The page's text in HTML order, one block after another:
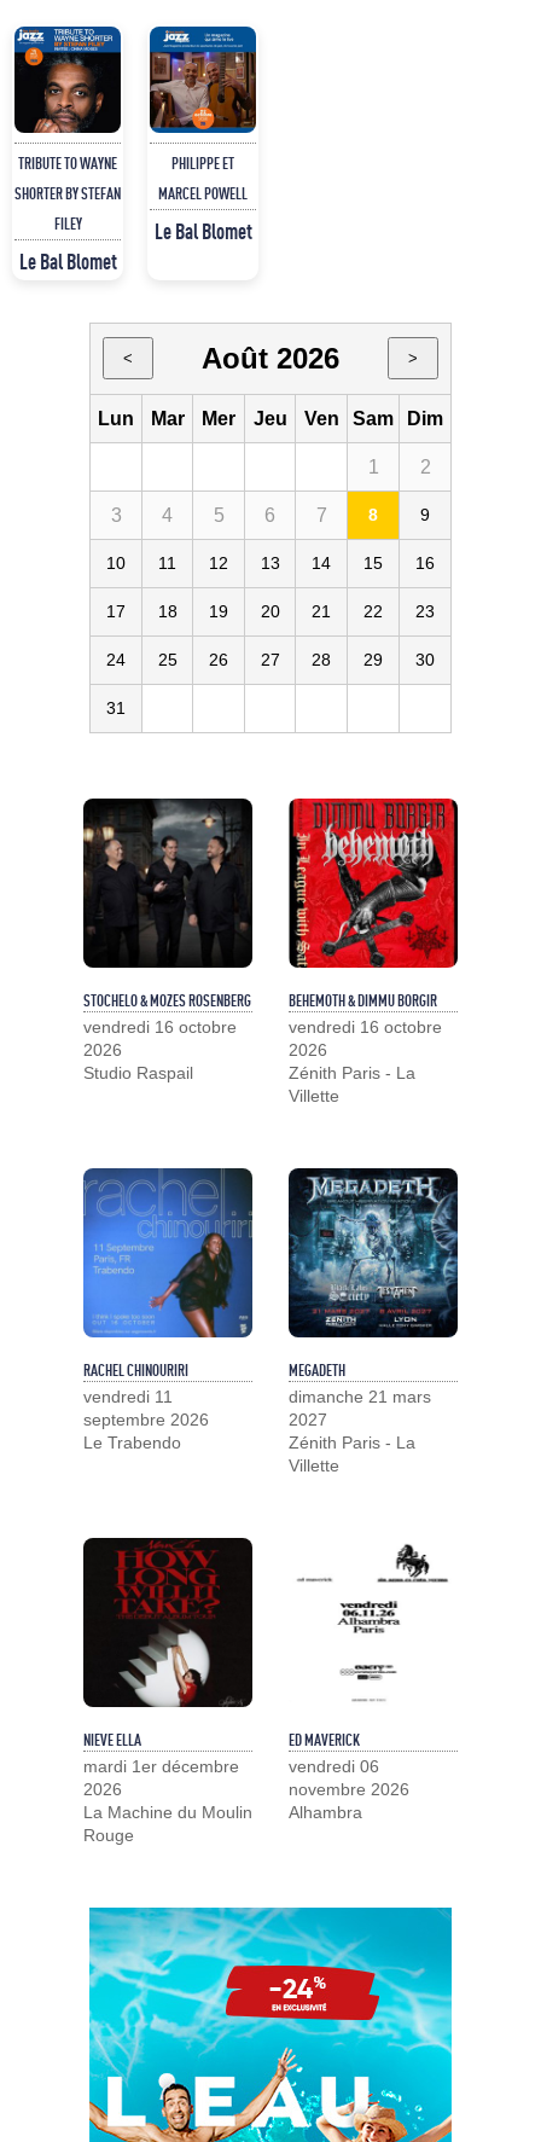
TRIBUTE TO WAYNE
SHORTER BY STEFAN
FILEY
Le Bal Blomet
PHILIPPE ET
MARCEL POWELL
Le Bal Blomet
< Août 2026 >
Lun Mar Mer Jeu Ven Sam Dim
1 2
3 4 5 6 7 8 9
10 11 12 13 14 15 16
17 18 19 20 21 22 23
24 25 26 27 28 29 30
31
STOCHELO & MOZES ROSENBERG
vendredi 16 octobre
2026
Studio Raspail
BEHEMOTH & DIMMU BORGIR
vendredi 16 octobre
2026
Zénith Paris - La
Villette
RACHEL CHINOURIRI
vendredi 11
septembre 2026
Le Trabendo
MEGADETH
dimanche 21 mars
2027
Zénith Paris - La
Villette
NIEVE ELLA
mardi 1er décembre
2026
La Machine du Moulin
Rouge
ED MAVERICK
vendredi 06
novembre 2026
Alhambra